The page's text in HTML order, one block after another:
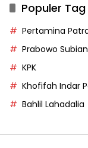
Populer Tag
Pertamina
Prabowo
KPK
Khofifah Indar
Bahlil Lahadalia